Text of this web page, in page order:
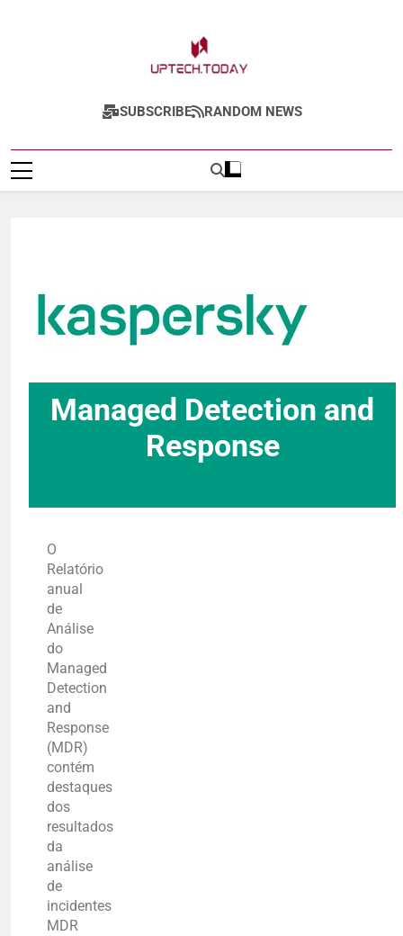
Uptech.today
SUBSCRIBE RANDOM NEWS
Managed Detection and
Response
O
Relatório
anual
de
Análise
do
Managed
Detection
and
Response
(MDR)
contém
destaques
dos
resultados
da
análise
de
incidentes
MDR